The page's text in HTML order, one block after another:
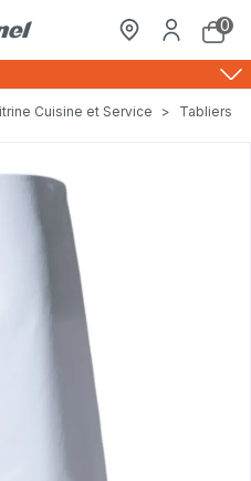
0
Cuisine et Service > Tabliers